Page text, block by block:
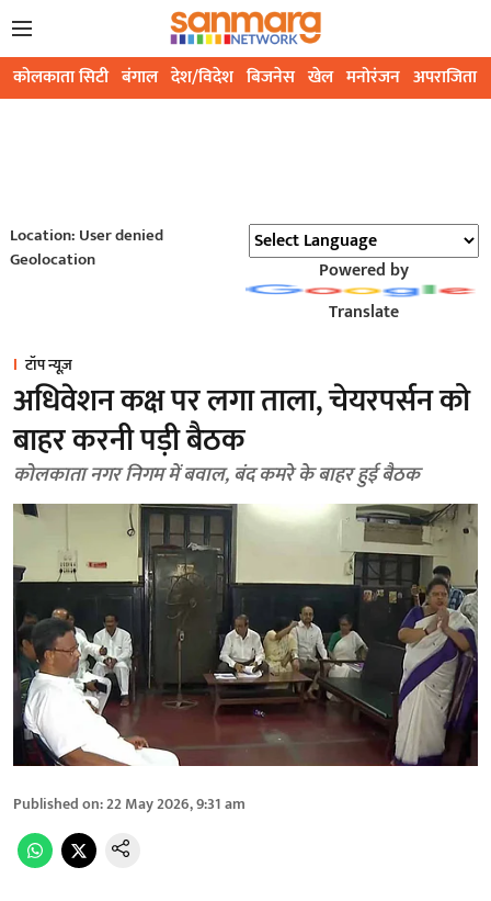
कोलकाता सिटी बंगाल देश/विदेश बिजनेस खेल मनोरंजन अपराजिता
Location: User denied
Geolocation
Powered by
Translate
टॉप न्यूज़
अधिवेशन कक्ष पर लगा ताला, चेयरपर्सन को
बाहर करनी पड़ी बैठक
कोलकाता नगर निगम में बवाल, बंद कमरे के बाहर हुई बैठक
Published on:22 May 2026, 9:31 am